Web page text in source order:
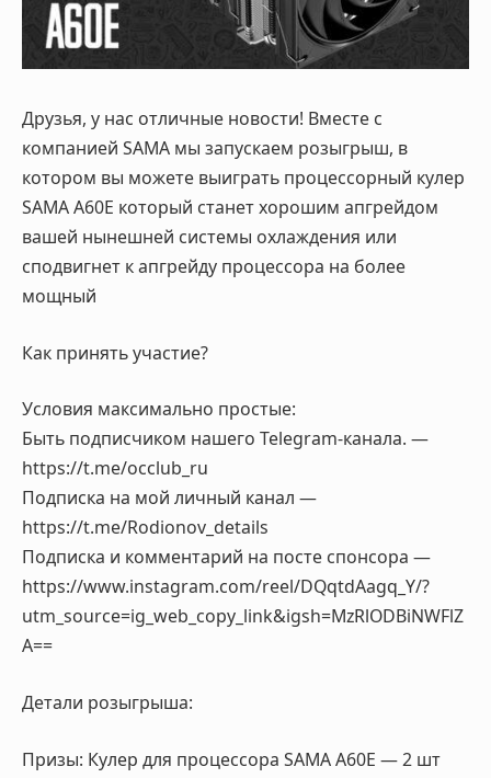
Друзья, у нас отличные новости! Вместе с
компанией SAMA мы запускаем розыгрыш, в
котором вы можете выиграть процессорный кулер
SAMA A60E который станет хорошим апгрейдом
вашей нынешней системы охлаждения или
сподвигнет к апгрейду процессора на более
мощный
Как принять участие?
Условия максимально простые:
Быть подписчиком нашего Telegram-канала. —
https://t.me/occlub_ru
Подписка на мой личный канал —
https://t.me/Rodionov_details
Подписка и комментарий на посте спонсора —
https://www.instagram.com/reel/DQqtdAagq_Y/?
utm_source=ig_web_copy_link&igsh=MzRlODBiNWFlZ
A==
Детали розыгрыша:
Призы: Кулер для процессора SAMA A60E — 2 шт